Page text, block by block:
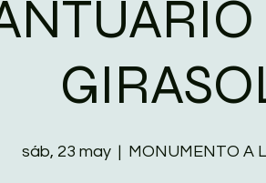
sáb, 23 may
  |
MONUMENTO A